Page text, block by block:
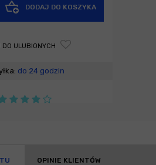
DODAJ DO KOSZYKA
DO ULUBIONYCH
do 24 godzin
OPINIE KLIENTÓW